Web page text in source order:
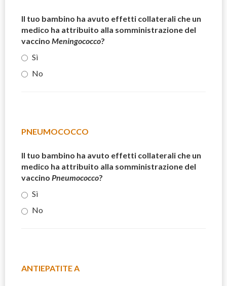
Il tuo bambino ha avuto effetti collaterali che un
medico ha attribuito alla somministrazione del
vaccino Meningococco?
Sì
No
PNEUMOCOCCO
Il tuo bambino ha avuto effetti collaterali che un
medico ha attribuito alla somministrazione del
vaccino Pneumococco?
Sì
No
ANTIEPATITE A